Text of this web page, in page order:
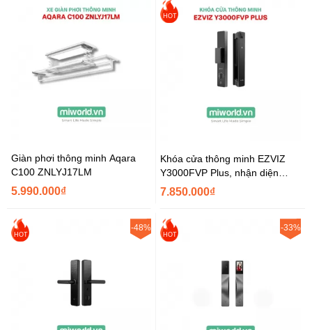
Giàn phơi thông minh Aqara
C100 ZNLYJ17LM
5.990.000₫
HOT
Khóa cửa thông minh EZVIZ
Y3000FVP Plus, nhận diện
Face ID, tĩnh mạch lòng bàn...
7.850.000₫
HOT
-48%
HOT
-33%